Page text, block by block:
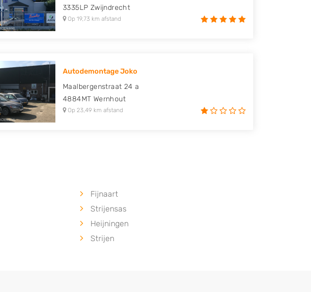
3335LP Zwijndrecht
Op 19,73 km afstand
Autodemontage Joko
Maalbergenstraat 24 a
4884MT Wernhout
Op 23,49 km afstand
Fijnaart
Strijensas
Heijningen
Strijen